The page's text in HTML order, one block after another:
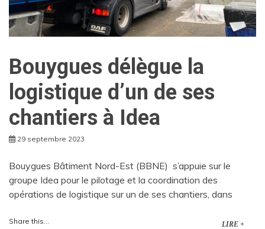
Bouygues délègue la
logistique d’un de ses
chantiers à Idea
29 septembre 2023
Bouygues Bâtiment Nord-Est (BBNE) s’appuie sur le
groupe Idea pour le pilotage et la coordination des
opérations de logistique sur un de ses chantiers, dans
Share this... LIRE +